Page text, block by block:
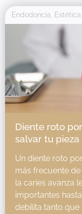
Endodoncia Estética
Diente roto
salvar tu
Un diente roto
más frecuente
la caries avanza
importantes
debilita tanto que